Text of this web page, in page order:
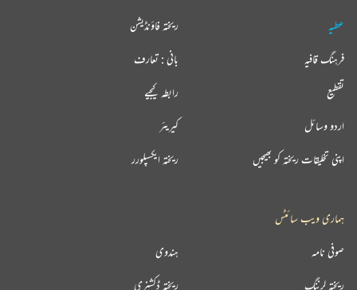
عطیہ
فرہنگ قافیہ
تقطیع
اردو وسائل
اپنی تخلیقات ریختہ کو بھیجیں
ریختہ فاؤنڈیشن
بانی : تعارف
رابطہ کیجیے
کیریئر
ریختہ ایکسپلورر
ہماری ویب سائٹس
ہندوی صوفی نامہ
ریختہ ڈکشنری ریختہ لرننگ